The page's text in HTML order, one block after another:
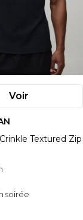
Voir
Textured Zip
soirée